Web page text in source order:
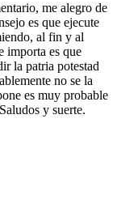
me alegro de
es que ejecute
al fin y al
importa es que
la patria potestad
no se la
es muy probable
y suerte.